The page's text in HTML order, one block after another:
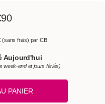
(sans frais) par CB
Aujourd'hui
week-end et jours fériés)
PANIER